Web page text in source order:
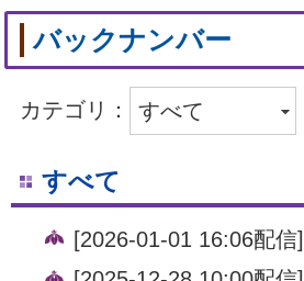
バックナンバー
カテゴリ：
すべて
[2026-01-01 16:06配信]